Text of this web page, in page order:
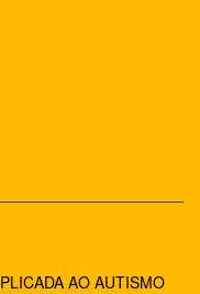
AO AUTISMO